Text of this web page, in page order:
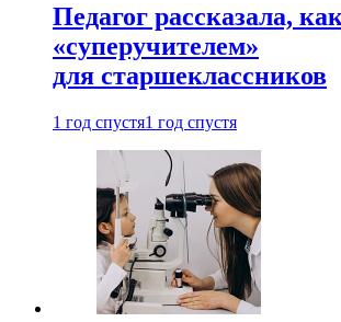
Педагог рассказала,
«суперучителем»
для старшеклассников
1 год спустя1 год спустя